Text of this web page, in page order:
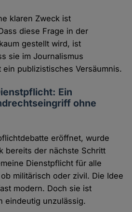
klaren Zweck ist
diese Frage in der
gestellt wird, ist
sie im Journalismus
publizistisches Versäumnis.
Ein
ohne
eröffnet, wurde
bereits der nächste Schritt
Dienstpflicht für alle
militärisch oder zivil. Die Idee
modern. Doch sie ist
eindeutig unzulässig.